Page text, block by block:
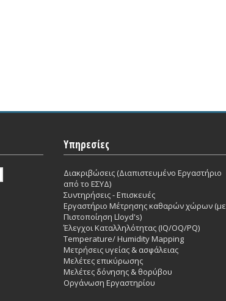
Υπηρεσίες
Διακριβώσεις (Διαπιστευμένο Εργαστήριο
από το ΕΣΥΔ)
Συντηρήσεις - Επισκευές
Εργαστήριο Mέτρησης καθαρών χώρων (με
Πιστοποίηση Lloyd's)
Έλεγχοι Καταλληλότητας (IQ/OQ/PQ)
Temperature/ Humidity Mapping
Μετρήσεις υγείας & ασφάλειας
Μελέτες επικύρωσης
Μελέτες δόνησης & θορύβου
Οργάνωση Εργαστηρίου